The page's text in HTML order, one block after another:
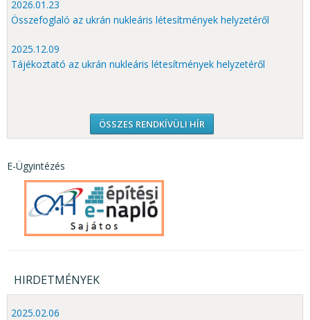
2026.01.23
Összefoglaló az ukrán nukleáris létesítmények helyzetéről
2025.12.09
Tájékoztató az ukrán nukleáris létesítmények helyzetéről
ÖSSZES RENDKÍVÜLI HÍR
E-Ügyintézés
HIRDETMÉNYEK
2025.02.06